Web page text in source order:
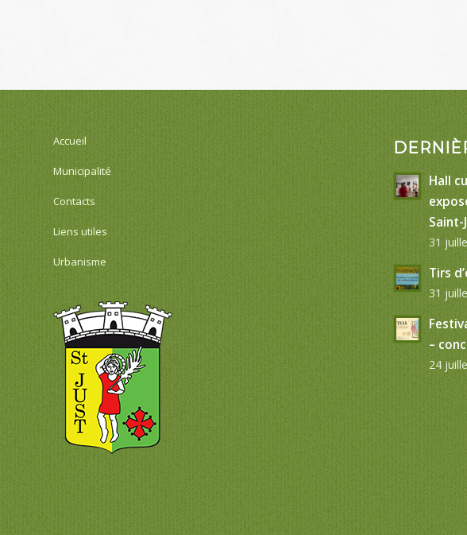
Accueil
Municipalité
Contacts
Liens utiles
Urbanisme
Hall
Saint-
31
Tirs
31
–
24